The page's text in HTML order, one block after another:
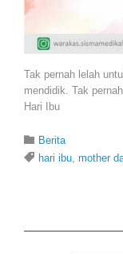
Tak pernah lelah
mendidik. Tak
Hari Ibu
 Category
Berita
 Tags
hari ibu mother